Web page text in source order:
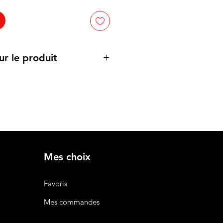
le produit
idéales pour s'adapter à
avec une coupe classique,
en plusieurs tailles pour
types de morphologies.
ou design pour une visibilité
Mes choix
Favoris
Mes commandes